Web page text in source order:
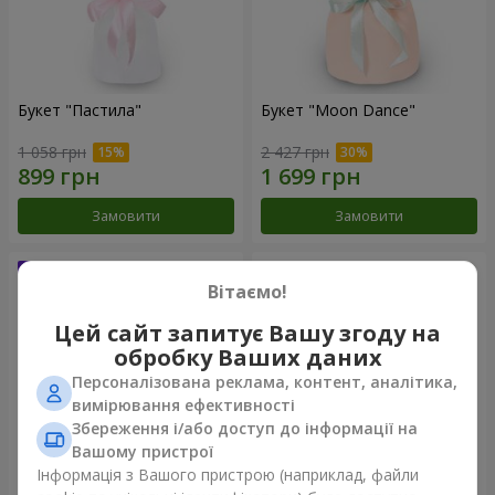
Букет "Пастила"
1 058 грн
Замовити
Букет "Moon Dance"
2 427 грн
Замовити
Вітаємо!
Цей сайт запитує Вашу згоду на
обробку Ваших даних
Персоналізована реклама, контент, аналітика,
вимірювання ефективності
Збереження і/або доступ до інформації на
Вашому пристрої
Інформація з Вашого пристрою (наприклад, файли